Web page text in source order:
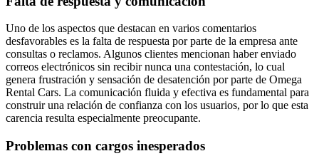
Uno de los aspectos que destacan en varios comentarios
desfavorables es la falta de respuesta por parte de la empresa ante
consultas o reclamos. Algunos clientes mencionan haber enviado
correos electrónicos sin recibir nunca una contestación, lo cual
genera frustración y sensación de desatención por parte de Omega
Rental Cars. La comunicación fluida y efectiva es fundamental para
construir una relación de confianza con los usuarios, por lo que esta
carencia resulta especialmente preocupante.
Problemas con cargos inesperados